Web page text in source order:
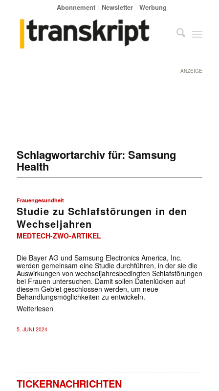
Abonnement Newsletter Werbung
ANZEIGE
Schlagwortarchiv für: Samsung
Health
Frauengesundheit
Studie zu Schlafstörungen in den
Wechseljahren
MEDTECH-ZWO-ARTIKEL
Die Bayer AG und Samsung Electronics America, Inc.
werden gemeinsam eine Studie durchführen, in der sie die
Auswirkungen von wechseljahresbedingten Schlafstörungen
bei Frauen untersuchen. Damit sollen Datenlücken auf
diesem Gebiet geschlossen werden, um neue
Behandlungsmöglichkeiten zu entwickeln.
Weiterlesen
5. JUNI 2024
TICKERNACHRICHTEN